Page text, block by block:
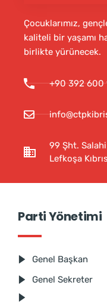
Çocuklarımız,
kaliteli bir yaşamı
birlikte yürünecek.
+90 392 600
99 Şht.
Lefkoşa Kıbrıs
Parti Yönetimi
Genel Başkan
Genel Sekreter